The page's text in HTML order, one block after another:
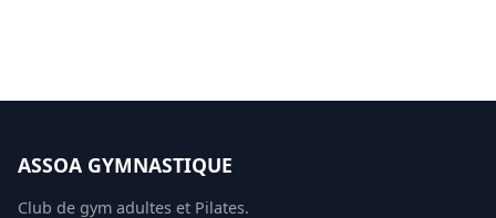
ASSOA GYMNASTIQUE
Club de gym adultes et Pilates.